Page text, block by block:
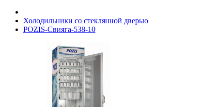
Холодильники со стеклянной дверью
POZIS-Свияга-538-10